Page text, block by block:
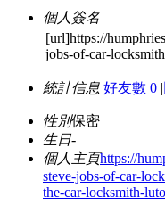
個人簽名
[url]https://
jobs-of-car-locksmith
統計信息 好友數 0 |
性別保密
生日-
個人主頁https://
steve-jobs-of-car-
the-car-locksmith-